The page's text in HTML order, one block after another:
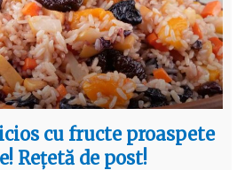
cu fructe proaspete
Rețetă de post!